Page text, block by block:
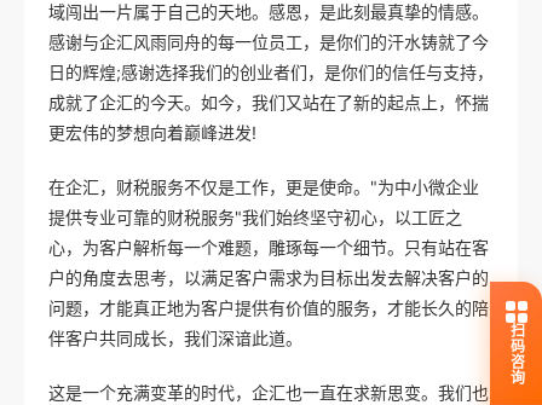
域闯出一片属于自己的天地。感恩，是此刻最真挚的情感。
感谢与企汇风雨同舟的每一位员工，是你们的汗水铸就了今
日的辉煌;感谢选择我们的创业者们，是你们的信任与支持，
成就了企汇的今天。如今，我们又站在了新的起点上，怀揣
更宏伟的梦想向着巅峰进发!
在企汇，财税服务不仅是工作，更是使命。"为中小微企业
提供专业可靠的财税服务"我们始终坚守初心，以工匠之
心，为客户解析每一个难题，雕琢每一个细节。只有站在客
户的角度去思考，以满足客户需求为目标出发去解决客户的
问题，才能真正地为客户提供有价值的服务，才能长久的陪
伴客户共同成长，我们深谙此道。
这是一个充满变革的时代，企汇也一直在求新思变。我们也
扫码咨询